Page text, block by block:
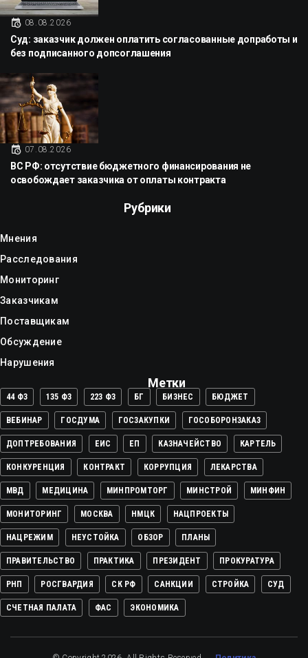
08.08.2026
Суд: заказчик должен оплатить согласованные допработы и
без подписанного допсоглашения
07.08.2026
ВС РФ: отсутствие бюджетного финансирования не
освобождает заказчика от оплаты контракта
Рубрики
Мнения
Расследования
Мониторинг
Заказчикам
Поставщикам
Обсуждение
Нарушения
Метки
44 ФЗ 135 ФЗ 223 ФЗ БГ БИЗНЕС БЮДЖЕТ
ВЕБИНАР ГОСДУМА ГОСЗАКУПКИ ГОСОБОРОНЗАКАЗ
ДОПТРЕБОВАНИЯ ЕИС ЕП КАЗНАЧЕЙСТВО КАРТЕЛЬ
КОНКУРЕНЦИЯ КОНТРАКТ КОРРУПЦИЯ ЛЕКАРСТВА
МВД МЕДИЦИНА МИНПРОМТОРГ МИНСТРОЙ МИНФИН
МОНИТОРИНГ МОСКВА НМЦК НАЦПРОЕКТЫ
НАЦРЕЖИМ НЕУСТОЙКА ОБЗОР ПЛАНЫ
ПРАВИТЕЛЬСТВО ПРАКТИКА ПРЕЗИДЕНТ ПРОКУРАТУРА
РНП РОСГВАРДИЯ СК РФ САНКЦИИ СТРОЙКА СУД
СЧЕТНАЯ ПАЛАТА ФАС ЭКОНОМИКА